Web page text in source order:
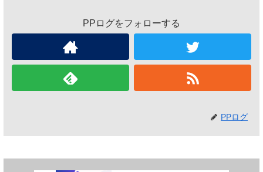
PPログをフォローする
PPログ